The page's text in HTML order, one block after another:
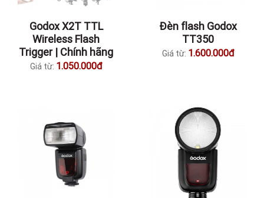
Godox X2T TTL
Wireless Flash
Trigger | Chính hãng
Giá từ: 1.050.000đ
Đèn flash Godox
TT350
Giá từ: 1.600.000đ